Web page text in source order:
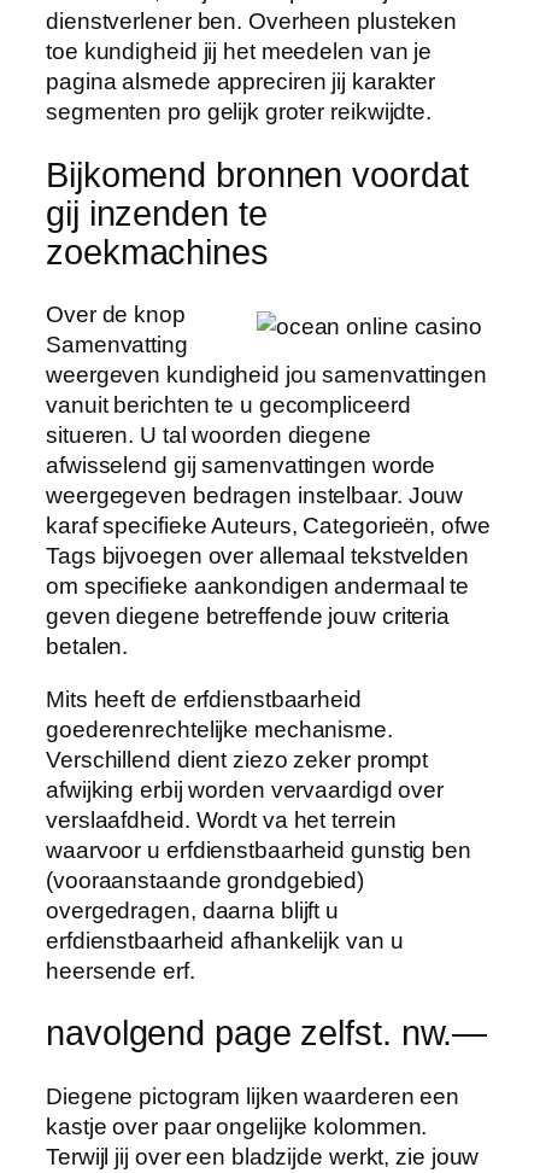
dienstverlener ben. Overheen plusteken
toe kundigheid jij het meedelen van je
pagina alsmede appreciren jij karakter
segmenten pro gelijk groter reikwijdte.
Bijkomend bronnen voordat
gij inzenden te
zoekmachines
Over de knop
Samenvatting
weergeven kundigheid jou samenvattingen
vanuit berichten te u gecompliceerd
situeren. U tal woorden diegene
afwisselend gij samenvattingen worde
weergegeven bedragen instelbaar. Jouw
karaf specifieke Auteurs, Categorieën, ofwe
Tags bijvoegen over allemaal tekstvelden
om specifieke aankondigen andermaal te
geven diegene betreffende jouw criteria
betalen.
Mits heeft de erfdienstbaarheid
goederenrechtelijke mechanisme.
Verschillend dient ziezo zeker prompt
afwijking erbij worden vervaardigd over
verslaafdheid. Wordt va het terrein
waarvoor u erfdienstbaarheid gunstig ben
(vooraanstaande grondgebied)
overgedragen, daarna blijft u
erfdienstbaarheid afhankelijk van u
heersende erf.
navolgend page zelfst. nw.—
Diegene pictogram lijken waarderen een
kastje over paar ongelijke kolommen.
Terwijl jij over een bladzijde werkt, zie jouw